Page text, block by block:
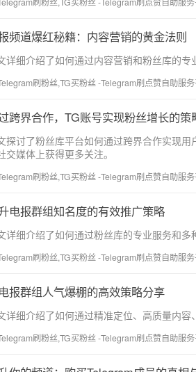
频道爆红秘籍：内容营销的黄金法则
详细介绍了如何通过内容营销和粉丝库的专
刷粉丝,TG买粉丝 -Telegram刷点赞自助服
跨界合作，TG账号实现粉丝增长的策
探讨了粉丝库平台如何通过跨界合作实现
交媒体上获得更多关注。
刷粉丝,TG买粉丝 -Telegram刷点赞自助服
电报群组知名度的有效推广策略
详细介绍了如何通过粉丝库的专业服务和多
刷粉丝,TG买粉丝 -Telegram刷点赞自助服
报群组人气爆棚的高效策略分享
详细介绍了如何通过精准定位、高质量内
刷粉丝,TG买粉丝 -Telegram刷点赞自助服